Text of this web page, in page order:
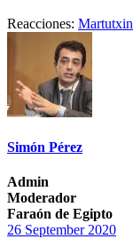
Reacciones:
Simón Pérez
Admin
Moderador
Faraón de Egipto
26 September 2020